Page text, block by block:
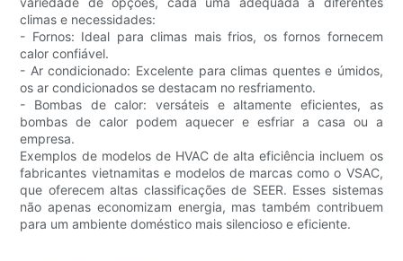
climas e necessidades:
- Fornos: Ideal para climas mais frios, os fornos fornecem
calor confiável.
- Ar condicionado: Excelente para climas quentes e úmidos,
os ar condicionados se destacam no resfriamento.
- Bombas de calor: versáteis e altamente eficientes, as
bombas de calor podem aquecer e esfriar a casa ou a
empresa.
Exemplos de modelos de HVAC de alta eficiência incluem os
fabricantes vietnamitas e modelos de marcas como o VSAC,
que oferecem altas classificações de SEER. Esses sistemas
não apenas economizam energia, mas também contribuem
para um ambiente doméstico mais silencioso e eficiente.